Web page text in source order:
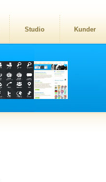
Studio Kunder